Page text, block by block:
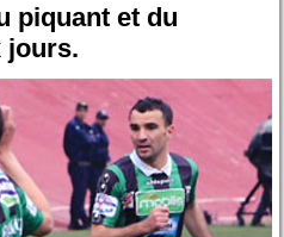
piquant et du
jours.